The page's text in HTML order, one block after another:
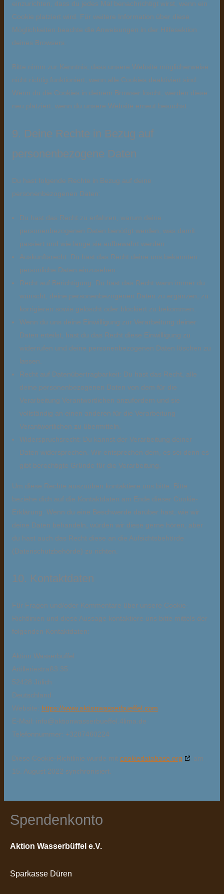
einzurichten, dass du jedes Mal benachrichtigt wirst, wenn ein
Cookie platziert wird. Für weitere Information über diese
Möglichkeiten beachte die Anweisungen in der Hilfesektion
deines Browsers.
Bitte nimm zur Kenntnis, dass unsere Website möglicherweise
nicht richtig funktioniert, wenn alle Cookies deaktiviert sind.
Wenn du die Cookies in deinem Browser löscht, werden diese
neu platziert, wenn du unsere Website erneut besuchst.
9. Deine Rechte in Bezug auf
personenbezogene Daten
Du hast folgende Rechte in Bezug auf deine
personenbezogenen Daten:
Du hast das Recht zu erfahren, warum deine
personenbezogenen Daten benötigt werden, was damit
passiert und wie lange sie aufbewahrt werden.
Auskunftsrecht: Du hast das Recht deine uns bekannten
persönliche Daten einzusehen.
Recht auf Berichtigung: Du hast das Recht wann immer du
wünscht, deine personenbezogenen Daten zu ergänzen, zu
korrigieren sowie gelöscht oder blockiert zu bekommen.
Wenn du uns deine Einwilligung zur Verarbeitung deiner
Daten erteilst, hast du das Recht diese Einwilligung zu
widerrufen und deine personenbezogenen Daten löschen zu
lassen.
Recht auf Datenübertragbarkeit: Du hast das Recht, alle
deine personenbezogenen Daten von dem für die
Verarbeitung Verantwortlichen anzufordern und sie
vollständig an einen anderen für die Verarbeitung
Verantwortlichen zu übermitteln.
Widerspruchsrecht: Du kannst der Verarbeitung deiner
Daten widersprechen. Wir entsprechen dem, es sei denn es
gibt berechtigte Gründe für die Verarbeitung.
Um diese Rechte auszuüben kontaktiere uns bitte. Bitte
beziehe dich auf die Kontaktdaten am Ende dieser Cookie-
Erklärung. Wenn du eine Beschwerde darüber hast, wie wir
deine Daten behandeln, würden wir diese gerne hören, aber
du hast auch das Recht diese an die Aufsichtsbehörde
(Datenschutzbehörde) zu richten.
10. Kontaktdaten
Für Fragen und/oder Kommentare über unsere Cookie-
Richtlinien und diese Aussage kontaktiere uns bitte mittels der
folgenden Kontaktdaten:
Aktion Wasserbüffel
Artilleriestraß3 35
52428 Jülich
Deutschland
Website: https://www.aktionwasserbueffel.com
E-Mail: info@aktionwasserbueffel.4lima.de
Telefonnummer: +3287460224
Diese Cookie-Richtlinie wurde mit cookiedatabase.org
am
15. August 2022 synchronisiert.
Spendenkonto
Aktion Wasserbüffel e.V.
Sparkasse Düren